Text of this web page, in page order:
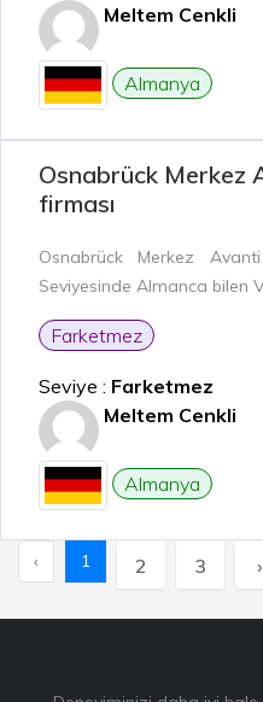
Meltem Cenkli
Almanya
Osnabrück Merkez
firması
Osnabrück Merkez
Seviyesinde Almanca bilen
Farketmez
Seviye : Farketmez
Meltem Cenkli
Almanya
‹ 1 2 3 ›